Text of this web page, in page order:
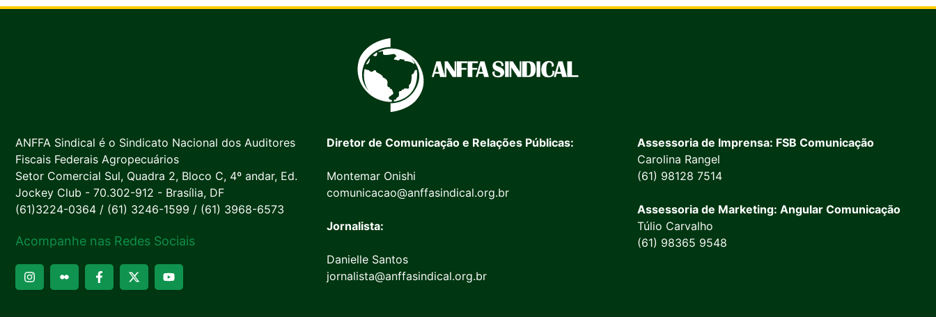
ANFFA Sindical é o Sindicato Nacional dos Auditores
Fiscais Federais Agropecuários
Setor Comercial Sul, Quadra 2, Bloco C, 4º andar, Ed.
Jockey Club - 70.302-912 - Brasília, DF
(61)3224-0364 / (61) 3246-1599 / (61) 3968-6573
Acompanhe nas Redes Sociais
Diretor de Comunicação e Relações Públicas:
Montemar Onishi
comunicacao@anffasindical.org.br
Jornalista:
Danielle Santos
jornalista@anffasindical.org.br
Assessoria de Imprensa: FSB Comunicação
Carolina Rangel
(61) 98128 7514
Assessoria de Marketing: Angular Comunicação
Túlio Carvalho
(61) 98365 9548